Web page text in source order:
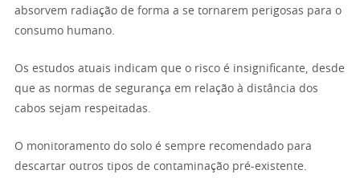
absorvem radiação de forma a se tornarem perigosas para o
consumo humano.
Os estudos atuais indicam que o risco é insignificante, desde
que as normas de segurança em relação à distância dos
cabos sejam respeitadas.
O monitoramento do solo é sempre recomendado para
descartar outros tipos de contaminação pré-existente.